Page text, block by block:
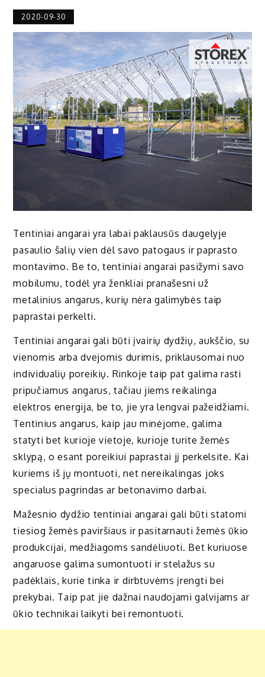
2020-09-30
Tentiniai angarai yra labai paklausūs daugelyje
pasaulio šalių vien dėl savo patogaus ir paprasto
montavimo. Be to, tentiniai angarai pasižymi savo
mobilumu, todėl yra ženkliai pranašesni už
metalinius angarus, kurių nėra galimybės taip
paprastai perkelti.
Tentiniai angarai gali būti įvairių dydžių, aukščio, su
vienomis arba dvejomis durimis, priklausomai nuo
individualių poreikių. Rinkoje taip pat galima rasti
pripučiamus angarus, tačiau jiems reikalinga
elektros energija, be to, jie yra lengvai pažeidžiami.
Tentinius angarus, kaip jau minėjome, galima
statyti bet kurioje vietoje, kurioje turite žemės
sklypą, o esant poreikiui paprastai jį perkelsite. Kai
kuriems iš jų montuoti, net nereikalingas joks
specialus pagrindas ar betonavimo darbai.
Mažesnio dydžio tentiniai angarai gali būti statomi
tiesiog žemės paviršiaus ir pasitarnauti žemės ūkio
produkcijai, medžiagoms sandėliuoti. Bet kuriuose
angaruose galima sumontuoti ir stelažus su
padėklais, kurie tinka ir dirbtuvėms įrengti bei
prekybai. Taip pat jie dažnai naudojami galvijams ar
ūkio technikai laikyti bei remontuoti.